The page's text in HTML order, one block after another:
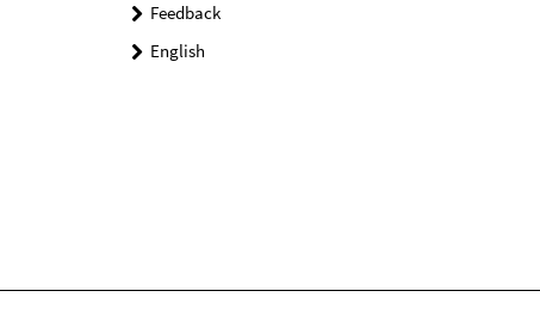
Feedback
English